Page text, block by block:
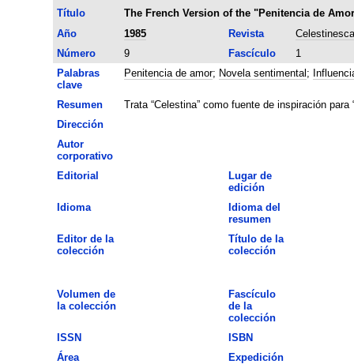
Título
The French Version of the "Penitencia de
Año
1985 Revista
Celestinesca
Número
9 Fascículo
1
Palabras
clave
Penitencia de amor; Novela sentimental ;
Resumen
Trata “Celestina” como fuente de inspiración
Dirección
Autor
corporativo
Editorial
Lugar de
edición
Idioma
Idioma del
resumen
Editor de la
colección
Título de la
colección
Volumen de
la colección
Fascículo
de la
colección
ISSN
ISBN
Área
Expedición